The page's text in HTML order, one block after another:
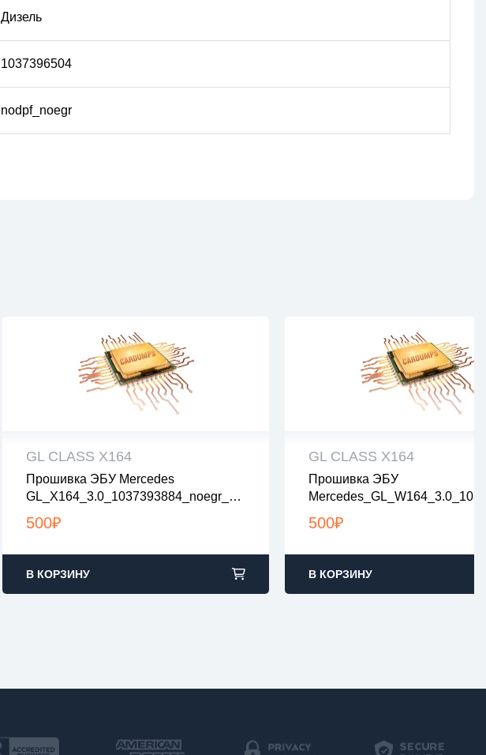
Дизель
1037396504
nodpf_noegr
GL CLASS X164
Прошивка ЭБУ Mercedes
GL_X164_3.0_1037393884_noegr_no
500₽
все файлы проверены на вирусы
все файлы в архивах zip или rar
загрузка с 9:00-22:00 по Москве
В КОРЗИНУ
GL CLASS X164
Прошивка ЭБУ
500₽
все файлы проверены на
все файлы в архивах zip или
загрузка с 9:00-22:00 по Москве
В КОРЗИНУ